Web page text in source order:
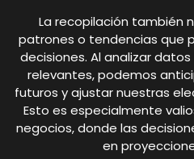
La recopilación también
patrones o tendencias que
decisiones. Al analizar
relevantes, podemos
futuros y ajustar nuestras
Esto es especialmente
negocios, donde las
en